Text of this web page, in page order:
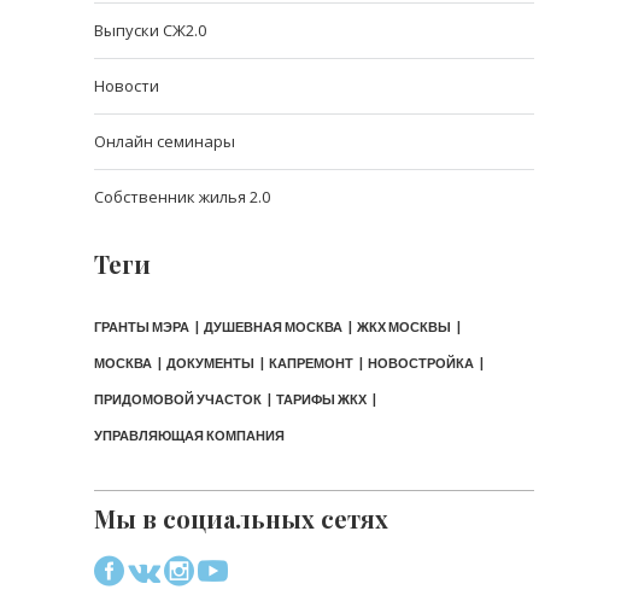
Выпуски СЖ2.0
Новости
Онлайн семинары
Собственник жилья 2.0
Теги
ГРАНТЫ МЭРА ДУШЕВНАЯ МОСКВА ЖКХ МОСКВЫ
МОСКВА ДОКУМЕНТЫ КАПРЕМОНТ НОВОСТРОЙКА
ПРИДОМОВОЙ УЧАСТОК ТАРИФЫ ЖКХ
УПРАВЛЯЮЩАЯ КОМПАНИЯ
Мы в социальных сетях